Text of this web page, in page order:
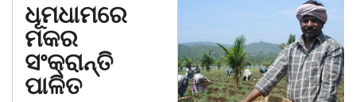
ଧୂମଧାମରେ
ମକର
ସଂକ୍ରାନ୍ତି
ପାଳିତ